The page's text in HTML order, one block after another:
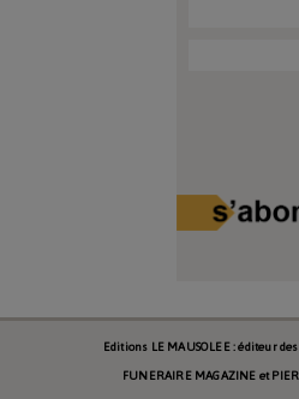
Editions LE MAUSOLEE : éditeur
FUNERAIRE MAGAZINE et